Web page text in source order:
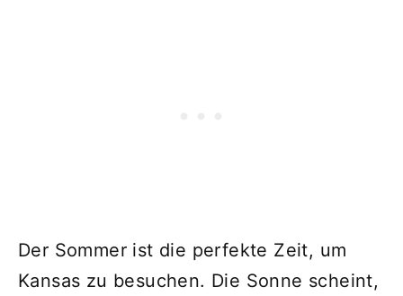
Der Sommer ist die perfekte Zeit, um
Kansas zu besuchen. Die Sonne scheint,